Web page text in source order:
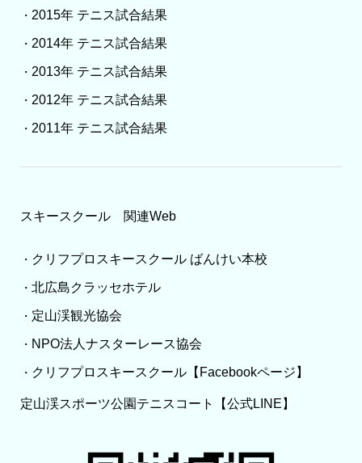
・ 2015年 テニス試合結果
・ 2014年 テニス試合結果
・ 2013年 テニス試合結果
・ 2012年 テニス試合結果
・ 2011年 テニス試合結果
スキースクール 関連Web
・ クリフプロスキースクール ばんけい本校
・ 北広島クラッセホテル
・ 定山渓観光協会
・ NPO法人ナスターレース協会
・ クリフプロスキースクール【Facebookページ】
定山渓スポーツ公園テニスコート【公式LINE】